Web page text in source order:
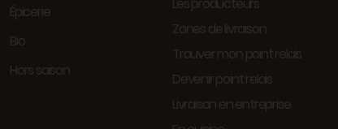
Épicerie
Bio
Hors saison
Zones de livraison
Trouver mon point relais
Devenir point relais
Livraison en entreprise